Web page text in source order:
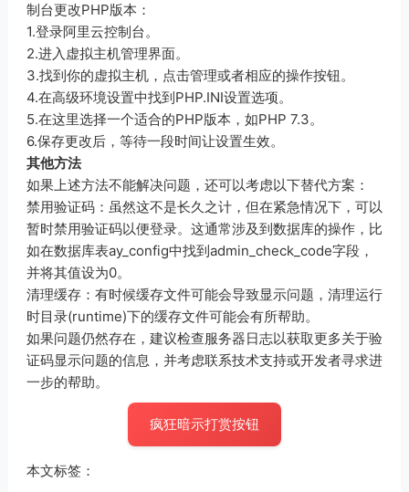
制台更改PHP版本：
1.登录阿里云控制台。
2.进入虚拟主机管理界面。
3.找到你的虚拟主机，点击管理或者相应的操作按钮。
4.在高级环境设置中找到PHP.INI设置选项。
5.在这里选择一个适合的PHP版本，如PHP 7.3。
6.保存更改后，等待一段时间让设置生效。
其他方法
如果上述方法不能解决问题，还可以考虑以下替代方案：
禁用验证码：虽然这不是长久之计，但在紧急情况下，可以
暂时禁用验证码以便登录。这通常涉及到数据库的操作，比
如在数据库表ay_config中找到admin_check_code字段，
并将其值设为0。
清理缓存：有时候缓存文件可能会导致显示问题，清理运行
时目录(runtime)下的缓存文件可能会有所帮助。
如果问题仍然存在，建议检查服务器日志以获取更多关于验
证码显示问题的信息，并考虑联系技术支持或开发者寻求进
一步的帮助。
疯狂暗示打赏按钮
本文标签：